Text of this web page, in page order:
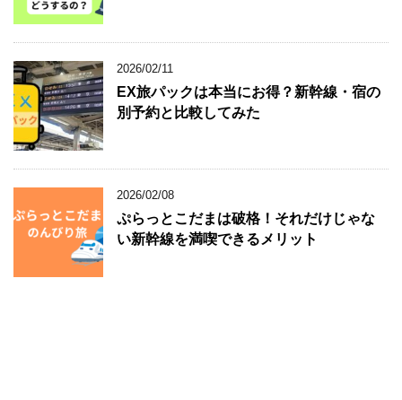
2026/02/11
EX旅パックは本当にお得？新幹線・宿の
別予約と比較してみた
2026/02/08
ぷらっとこだまは破格！それだけじゃな
い新幹線を満喫できるメリット